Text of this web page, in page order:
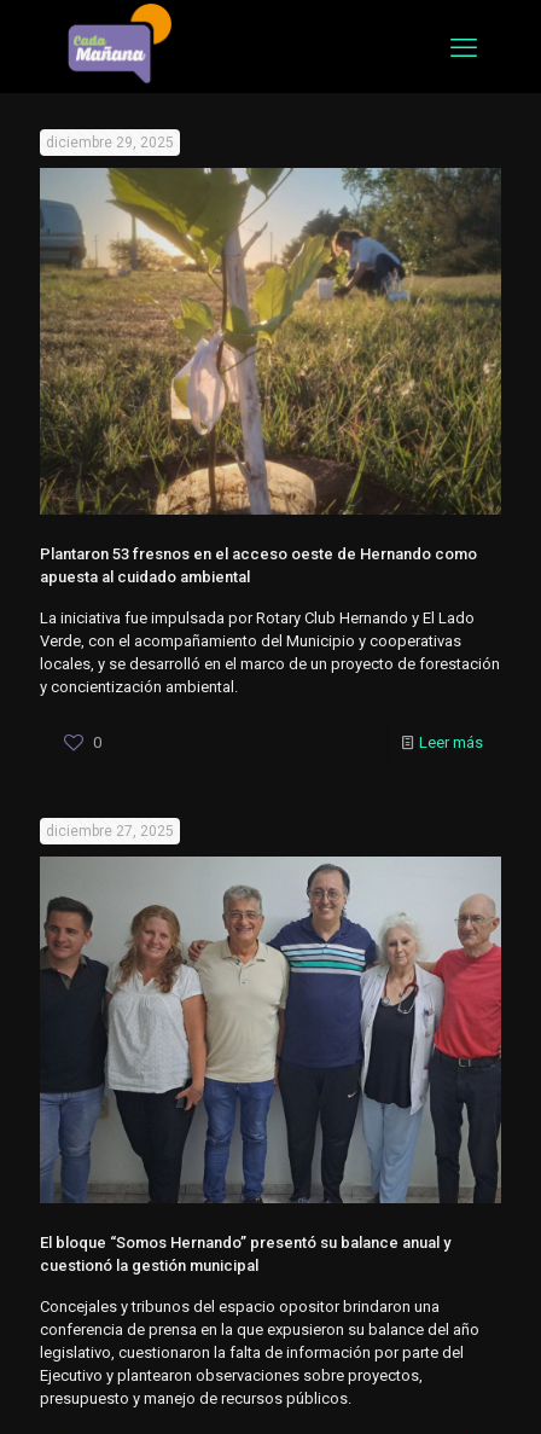
diciembre 29, 2025
Plantaron 53 fresnos en el acceso oeste de Hernando como
apuesta al cuidado ambiental
La iniciativa fue impulsada por Rotary Club Hernando y El Lado
Verde, con el acompañamiento del Municipio y cooperativas
locales, y se desarrolló en el marco de un proyecto de forestación
y concientización ambiental.
0 Leer más
diciembre 27, 2025
El bloque “Somos Hernando” presentó su balance anual y
cuestionó la gestión municipal
Concejales y tribunos del espacio opositor brindaron una
conferencia de prensa en la que expusieron su balance del año
legislativo, cuestionaron la falta de información por parte del
Ejecutivo y plantearon observaciones sobre proyectos,
presupuesto y manejo de recursos públicos.